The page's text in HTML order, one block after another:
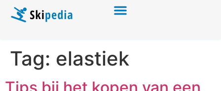
Tag: elastiek